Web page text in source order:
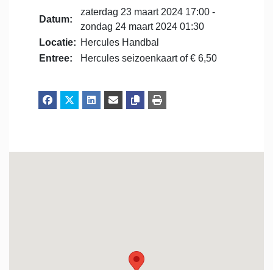
Datum:
zaterdag 23 maart 2024 17:00 -
zondag 24 maart 2024 01:30
Locatie: Hercules Handbal
Entree:
Hercules seizoenkaart of € 6,50